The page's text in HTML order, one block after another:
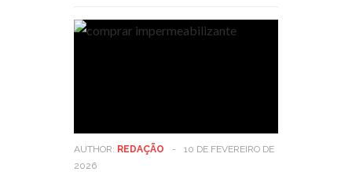
AUTHOR: REDAÇÃO -
10 DE FEVEREIRO DE
2026